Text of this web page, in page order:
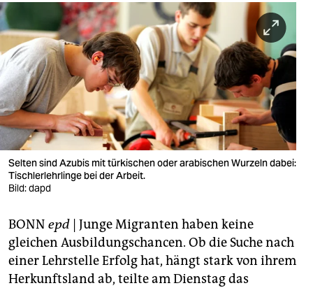
berlin
nord
wahrheit
verlag
verlag
veranstaltungen
shop
fragen & hilfe
unterstützen
abo
Selten sind Azubis mit türkischen oder arabischen Wurzeln dabei:
Tischlerlehrlinge bei der Arbeit.
Bild: dapd
BONN epd | Junge Migranten haben keine
gleichen Ausbildungschancen. Ob die Suche nach
einer Lehrstelle Erfolg hat, hängt stark von ihrem
Herkunftsland ab, teilte am Dienstag das